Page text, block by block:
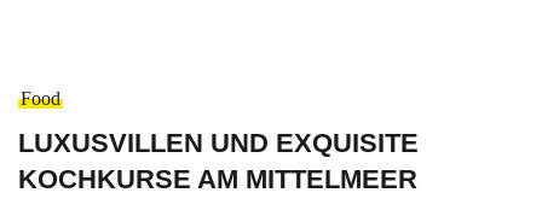
Food
LUXUSVILLEN UND EXQUISITE
KOCHKURSE AM MITTELMEER